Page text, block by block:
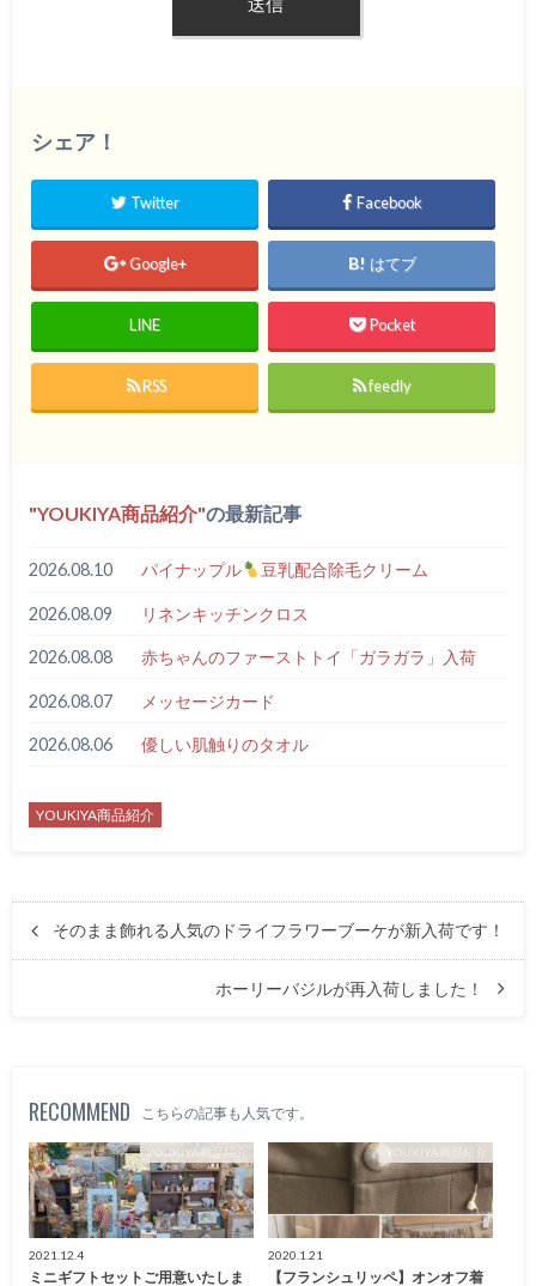
シェア！
Twitter Facebook
Google+ はてブ
LINE Pocket
RSS feedly
YOUKIYA商品紹介 の最新記事
2026.08.10 パイナップル 豆乳配合除毛クリーム
2026.08.09 リネンキッチンクロス
2026.08.08 赤ちゃんのファーストトイ「ガラガラ」入荷
2026.08.07 メッセージカード
2026.08.06 優しい肌触りのタオル
YOUKIYA商品紹介
そのまま飾れる人気のドライフラワーブーケが新入荷です！
ホーリーバジルが再入荷しました！
RECOMMEND こちらの記事も人気です。
YOUKIYA商品紹介
2021.12.4
ミニギフトセットご用意いたしま
YOUKIYA商品紹介
2020.1.21
【フランシュリッペ】オンオフ着